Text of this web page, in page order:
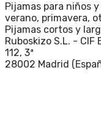
Pijamas para niños
verano, primavera,
Pijamas cortos y
Ruboskizo S.L. - CIF
112, 3ª
28002 Madrid